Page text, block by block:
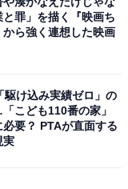
と罪」を描く『映画ち
から強く連想した映画
駆け込み実績ゼロ」の
こども110番の家」
必要？ PTAが直面する
実